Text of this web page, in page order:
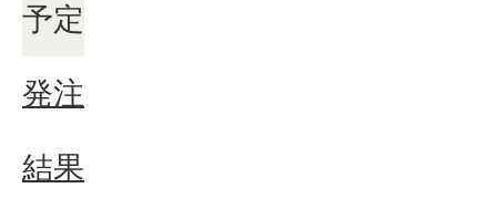
予定
発注
結果